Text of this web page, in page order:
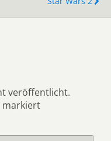
veröffentlicht.
markiert